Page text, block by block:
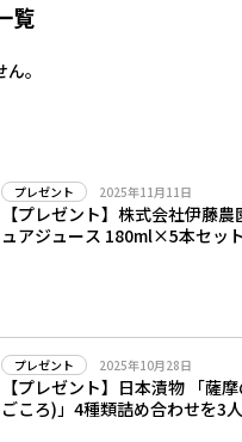
覧
。
プレゼント 2025年11月11日
【プレゼント】株式会社伊藤
ュアジュース 180ml×5本セッ
プレゼント 2025年10月28日
【プレゼント】日本漬物 「薩
ごころ)」4種類詰め合わせを3